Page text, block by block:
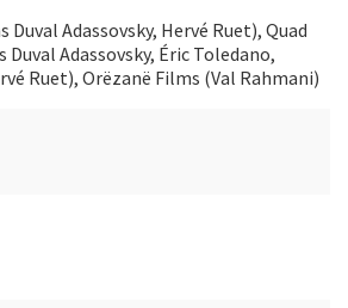
Duval Adassovsky, Hervé Ruet), Quad
Duval Adassovsky, Éric Toledano,
Ruet), Orëzanë Films (Val Rahmani)